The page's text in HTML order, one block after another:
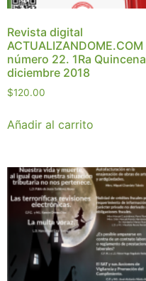
Revista digital
ACTUALIZANDOME.COM
número 22. 1Ra Quincena
diciembre 2018
$120.00
Añadir al carrito